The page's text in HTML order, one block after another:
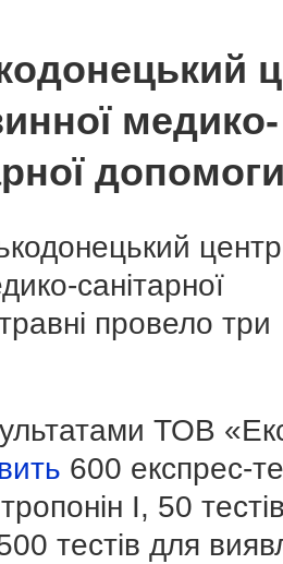
медико-
центр
санітарної
провело три
ТОВ
600 експрес-
I, 50
500 тестів для